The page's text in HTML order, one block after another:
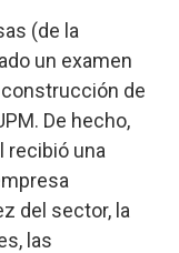
(de la
un examen
de
De hecho,
recibió una
del sector, la
las